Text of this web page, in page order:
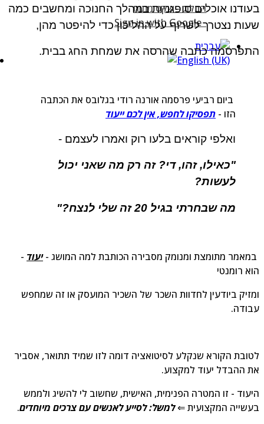
Sign in with Google
אוכלים סופגניות במהלך החנוכה ומחשבים כמה
נצטרך לשרוף על ההליכון כדי להיפטר מהן,
כתבה שהרסה את שמחת החג בבית.
ביום רביעי פרסמה אורנה רודי בגלובס את הכתבה
הזו - תפסיקו לחפש, אין לכם ייעוד
ואלפי קוראים בלעו רוק ואמרו לעצמם -
"כאילו, זהו, די? זה רק מה שאני יכול
לעשות?
מה שבחרתי בגיל 20 זה שלי לנצח?"
מתומצת ומנומק מסבירה הכותבת למה המושג -יעוד-
רומנטי
ביודעין לחדוות השכר של השכיר המועסק או זה שמחפש
הקורא שנקלע לסיטואציה דומה לזו שמיד תתואר, אסביר
ההבדל יעוד למקצוע.
- זו המטרה הפנימית, האישית, שחשוב לי להשיג ולממש
המקצועית ⇐למשל: לסייע לאנשים עם צרכים מיוחדים.